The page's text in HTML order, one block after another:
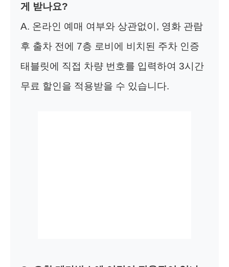
게 받나요?
A. 온라인 예매 여부와 상관없이, 영화 관람
후 출차 전에 7층 로비에 비치된 주차 인증
태블릿에 직접 차량 번호를 입력하여 3시간
무료 할인을 적용받을 수 있습니다.